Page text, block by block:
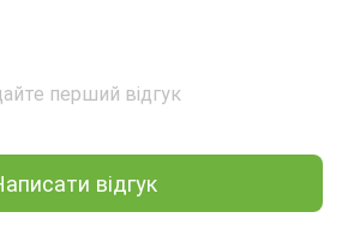
перший відгук
відгук